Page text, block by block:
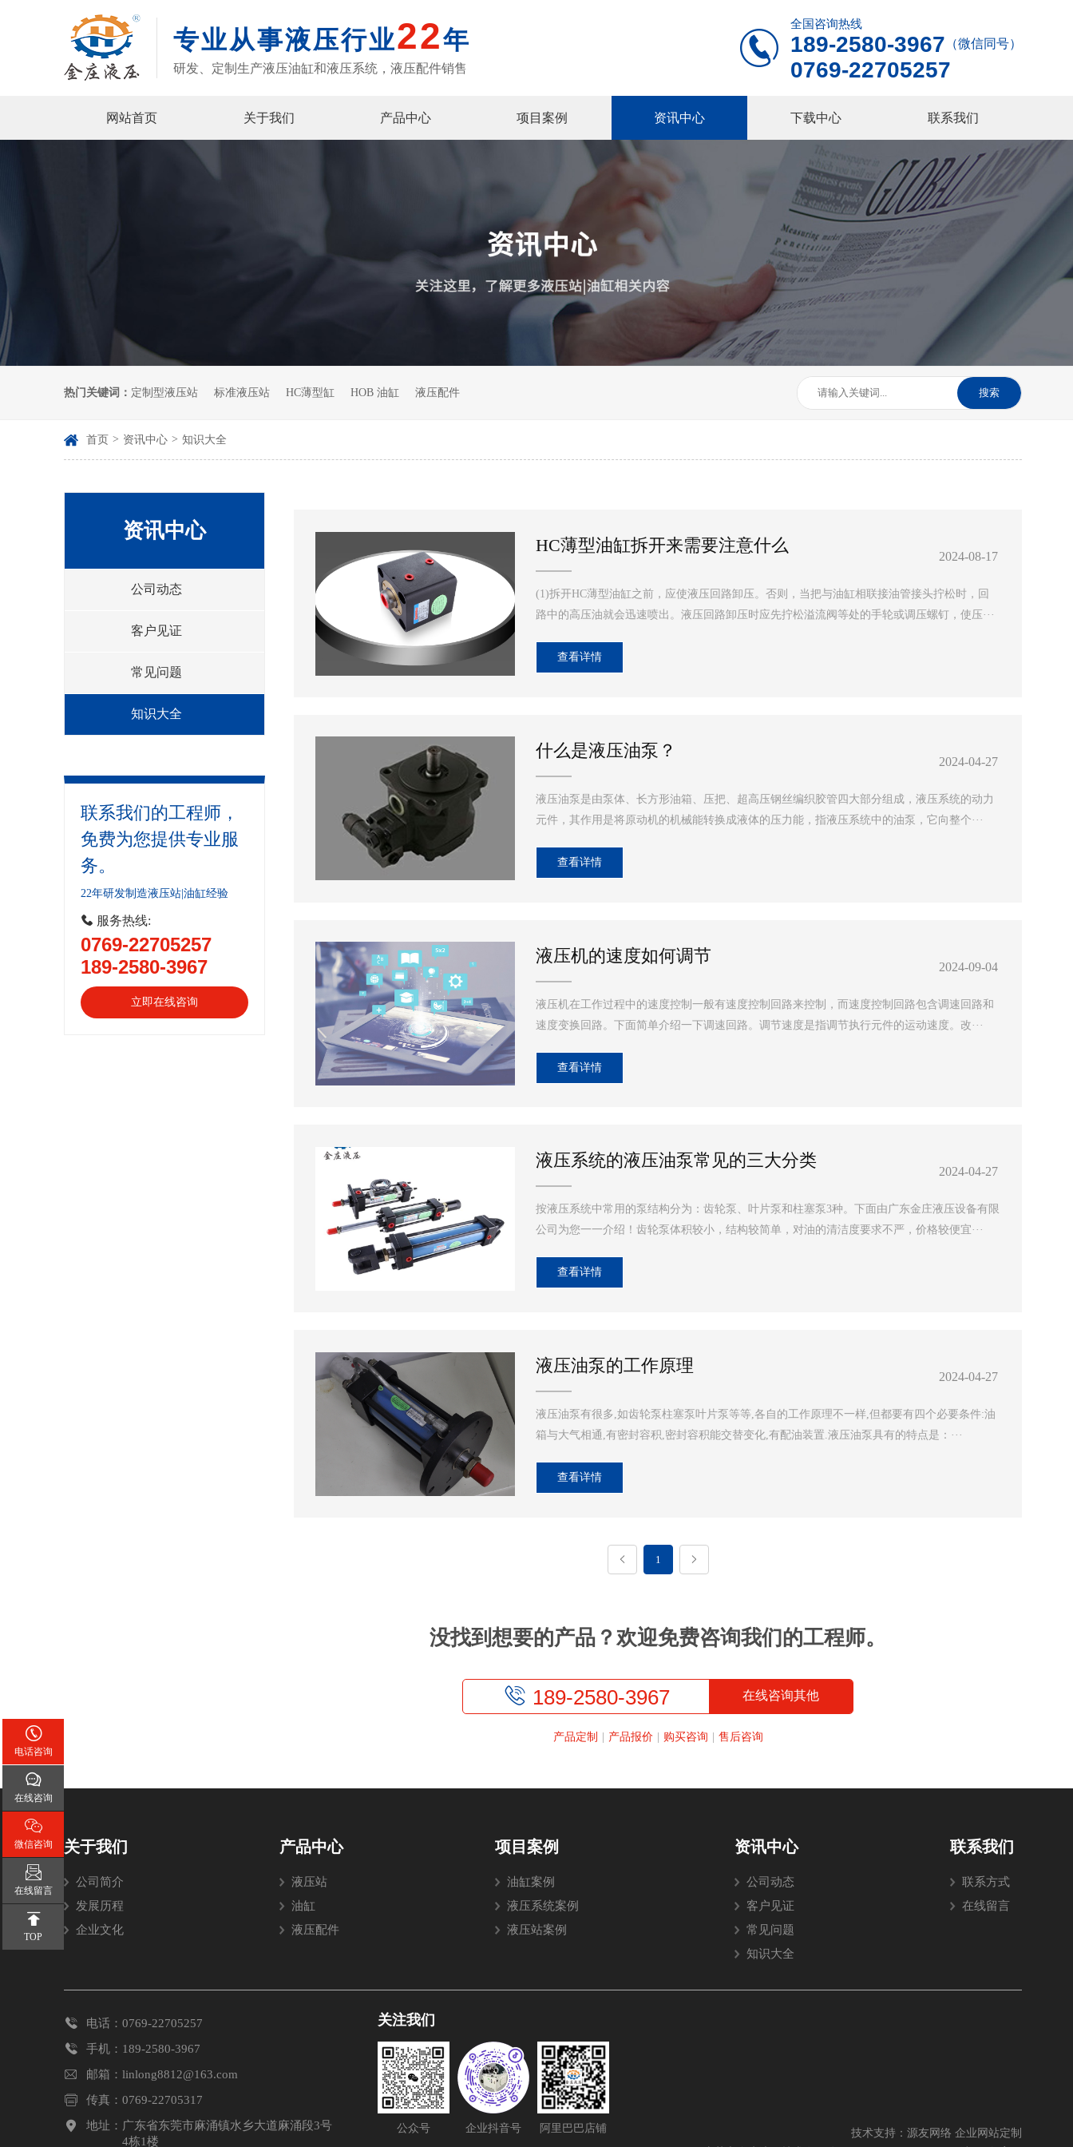
专业从事液压行业22年
研发、定制生产液压油缸和液压系统，液压配件销售

全国咨询热线
189-2580-3967 （微信同号）
0769-22705257
网站首页 关于我们 产品中心 项目案例 资讯中心 下载中心 联系我们
热门关键词： 定制型液压站 标准液压站 HC薄型缸 HOB 油缸 液压配件 搜索
 首页 > 资讯中心 > 知识大全
资讯中心
公司动态
客户见证
常见问题
知识大全
联系我们的工程师，
免费为您提供专业服
务。
22年研发制造液压站|油缸经验
 服务热线:
0769-22705257
189-2580-3967
立即在线咨询
HC薄型油缸拆开来需要注意什么
(1)拆开HC薄型油缸之前，应使液压回路卸压。否则，当把与油缸相联接油管接头拧松时，回
路中的高压油就会迅速喷出。液压回路卸压时应先拧松溢流阀等处的手轮或调压螺钉，使压···
查看详情
2024-08-17
什么是液压油泵？
液压油泵是由泵体、长方形油箱、压把、超高压钢丝编织胶管四大部分组成，液压系统的动力
元件，其作用是将原动机的机械能转换成液体的压力能，指液压系统中的油泵，它向整个···
查看详情
2024-04-27
液压机的速度如何调节
液压机在工作过程中的速度控制一般有速度控制回路来控制，而速度控制回路包含调速回路和
速度变换回路。下面简单介绍一下调速回路。调节速度是指调节执行元件的运动速度。改···
查看详情
2024-09-04
液压系统的液压油泵常见的三大分类
按液压系统中常用的泵结构分为：齿轮泵、叶片泵和柱塞泵3种。下面由广东金庄液压设备有限
公司为您一一介绍！齿轮泵体积较小，结构较简单，对油的清洁度要求不严，价格较便宜···
查看详情
2024-04-27
液压油泵的工作原理
液压油泵有很多,如齿轮泵柱塞泵叶片泵等等,各自的工作原理不一样,但都要有四个必要条件:油
箱与大气相通,有密封容积,密封容积能交替变化,有配油装置.液压油泵具有的特点是：···
查看详情
2024-04-27
 1 
没找到想要的产品？欢迎免费咨询我们的工程师。
 189-2580-3967 在线咨询其他
产品定制 产品报价 购买咨询 售后咨询
关于我们
公司简介
发展历程
企业文化
产品中心
液压站
油缸
液压配件
项目案例
油缸案例
液压系统案例
液压站案例
资讯中心
公司动态
客户见证
常见问题
知识大全
联系我们
联系方式
在线留言
 电话：0769-22705257
 手机：189-2580-3967
 邮箱：linlong8812@163.com
 传真：0769-22705317
 地址： 广东省东莞市麻涌镇水乡大道麻涌段3号
4栋1楼
关注我们
公众号 企业抖音号 阿里巴巴店铺 技术支持： 源友网络 企业网站定制

电话咨询

在线咨询

微信咨询

在线留言

TOP